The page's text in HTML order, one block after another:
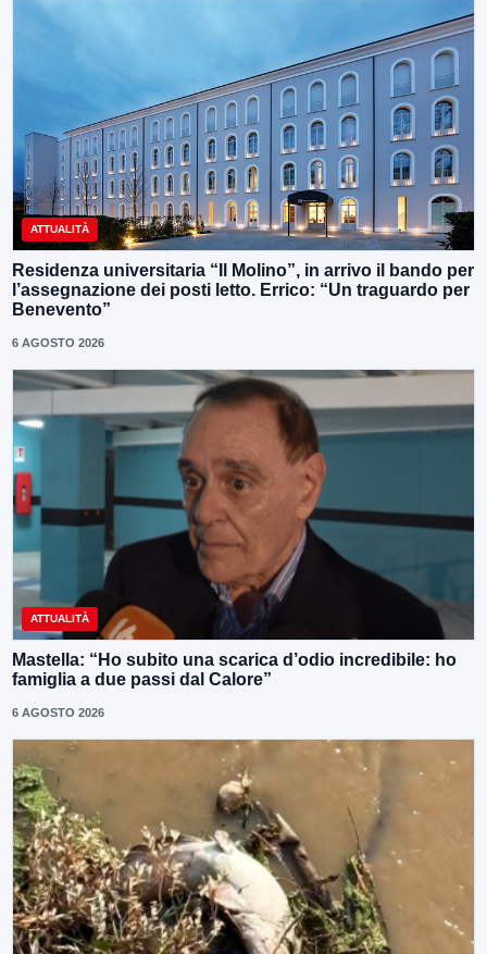
ATTUALITÀ
Residenza universitaria “Il Molino”, in arrivo il bando per
l’assegnazione dei posti letto. Errico: “Un traguardo per
Benevento”
6 AGOSTO 2026
ATTUALITÀ
Mastella: “Ho subito una scarica d’odio incredibile: ho
famiglia a due passi dal Calore”
6 AGOSTO 2026